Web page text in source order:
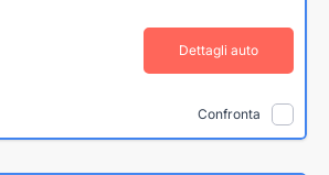
Dettagli auto
Confronta